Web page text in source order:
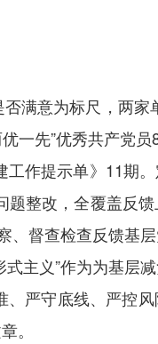
满意为标尺，两家
一先”优秀共产党员
作提示单》11期。
整改，全覆盖反
、督查检查反馈基
主义”作为为基层
严守底线、严控
。